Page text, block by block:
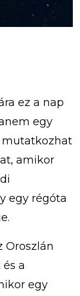
ez a nap
egy
mutatkozhat
amikor
egy régóta
Oroszlán
a
egy